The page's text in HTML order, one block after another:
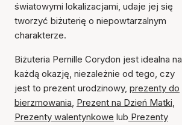
światowymi lokalizacjami, udaje jej się
tworzyć biżuterię o niepowtarzalnym
charakterze.
Biżuteria Pernille Corydon jest idealna na
każdą okazję, niezależnie od tego, czy
jest to prezent urodzinowy, prezenty do
bierzmowania, Prezent na Dzień Matki,
Prezenty walentynkowe lub Prezenty